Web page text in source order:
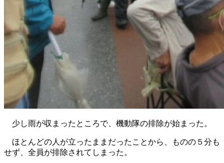
少し雨が収まったところで、機動隊の排除が始まった。
ほとんどの人が立ったままだったことから、ものの５分も
せず、全員が排除されてしまった。